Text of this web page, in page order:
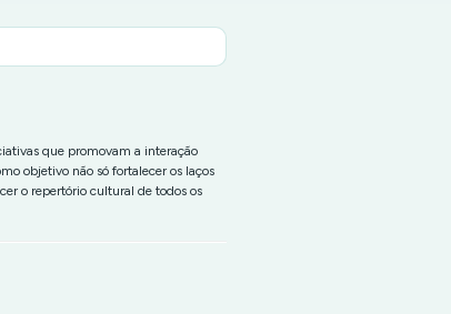
que promovam a interação
objetivo não só fortalecer os laços
o repertório cultural de todos os